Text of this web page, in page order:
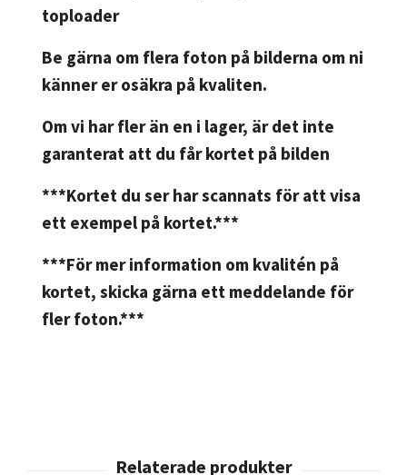
toploader
Be gärna om flera foton på bilderna om ni
känner er osäkra på kvaliten.
Om vi har fler än en i lager, är det inte
garanterat att du får kortet på bilden
***Kortet du ser har scannats för att visa
ett exempel på kortet.***
***För mer information om kvalitén på
kortet, skicka gärna ett meddelande för
fler foton.***